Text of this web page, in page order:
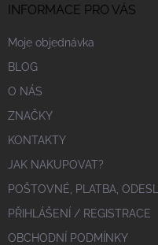
INFORMACE PRO VÁS
Moje objednávka
BLOG
O NÁS
ZNAČKY
KONTAKTY
JAK NAKUPOVAT?
POŠTOVNÉ, PLATBA,
PŘIHLÁŠENÍ / REGISTRACE
OBCHODNÍ PODMÍNKY